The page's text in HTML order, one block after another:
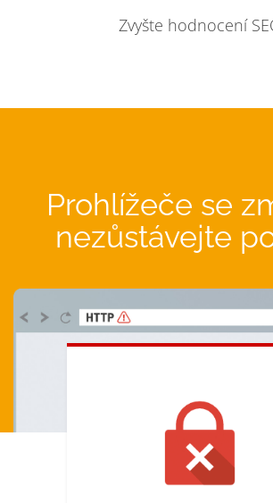
Zvyšte hodnocení
Prohlížeče se
nezůstávejte